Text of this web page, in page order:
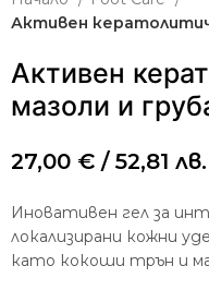
Активен
Активен
мазоли и
27,00 € / 52,81 лв.
Иновативен гел за
локализирани кожни
като кокоши трън и